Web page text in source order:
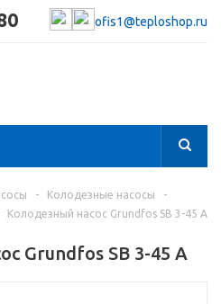
ofis1@teploshop.ru
- Колодезные насосы
-
Колодезный насос Grundfos SB 3-45 A
Grundfos SB 3-45 A